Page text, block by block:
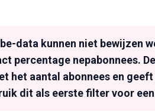
data kunnen niet bewijzen
percentage nepabonnees.
het aantal abonnees en
dit als eerste filter voor